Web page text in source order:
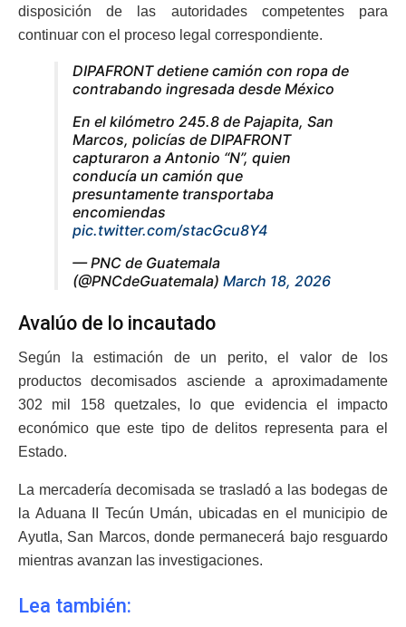
disposición de las autoridades competentes para
continuar con el proceso legal correspondiente.
DIPAFRONT detiene camión con ropa de
contrabando ingresada desde México
En el kilómetro 245.8 de Pajapita, San
Marcos, policías de DIPAFRONT
capturaron a Antonio “N”, quien
conducía un camión que
presuntamente transportaba
encomiendas
pic.twitter.com/stacGcu8Y4
— PNC de Guatemala
(@PNCdeGuatemala) March 18, 2026
Avalúo de lo incautado
Según la estimación de un perito, el valor de los
productos decomisados asciende a aproximadamente
302 mil 158 quetzales, lo que evidencia el impacto
económico que este tipo de delitos representa para el
Estado.
La mercadería decomisada se trasladó a las bodegas de
la Aduana II Tecún Umán, ubicadas en el municipio de
Ayutla, San Marcos, donde permanecerá bajo resguardo
mientras avanzan las investigaciones.
Lea también: